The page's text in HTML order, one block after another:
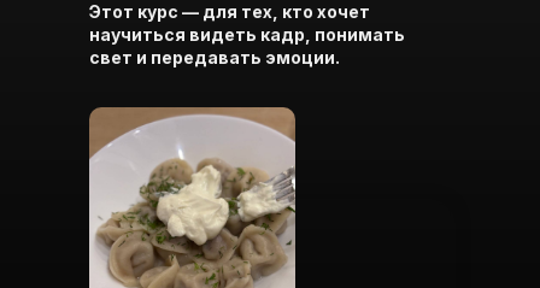
Этот курс — для тех, кто хочет
научиться видеть кадр, понимать
свет и передавать эмоции.